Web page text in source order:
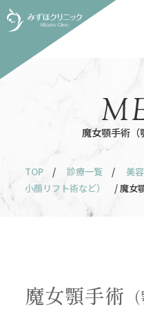
魔女顎手術（
TOP / 診療一覧 / 美
小顔リフト術など）
/ 魔女
魔女顎手術